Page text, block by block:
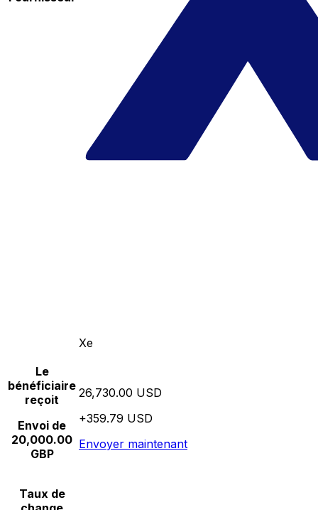
Xe
Le
bénéficiaire
reçoit
Envoi de
20,000.00
GBP
26,730.00 USD
+359.79 USD
Envoyer maintenant
Taux de